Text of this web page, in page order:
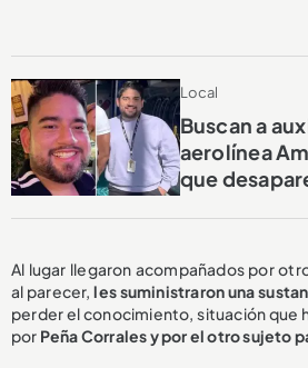
Local
Buscan a
aerolínea
que
Al lugar llegaron acompañados por
al parecer,les suministraron una
perder el conocimiento, situación que
por Peña Corrales y por el otro sujeto